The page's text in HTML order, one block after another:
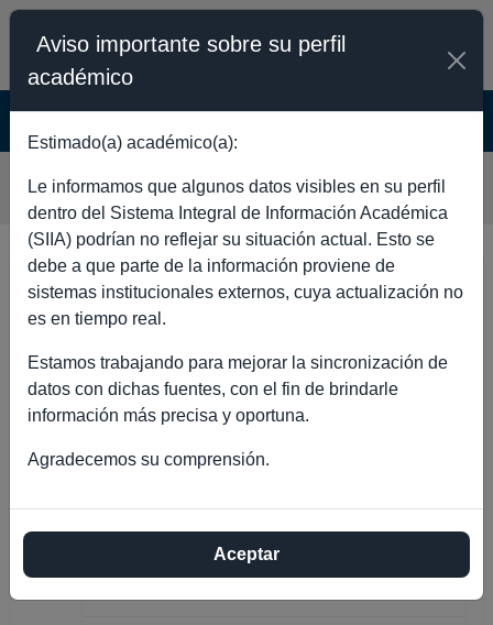
ACADÉMICA - PÚBLICO
CAROLINA TERAN HINOJOSA
DATOS GENERALES
Nombre completo
Aviso importante sobre su perfil
académico
Estimado(a) académico(a):
Le informamos que algunos datos visibles en su perfil
dentro del Sistema Integral de Información Académica
(SIIA) podrían no reflejar su situación actual. Esto se
debe a que parte de la información proviene de
sistemas institucionales externos, cuya actualización no
es en tiempo real.
Estamos trabajando para mejorar la sincronización de
datos con dichas fuentes, con el fin de brindarle
información más precisa y oportuna.
Agradecemos su comprensión.
Aceptar